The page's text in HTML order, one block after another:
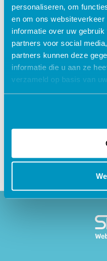
personaliseren, om
en om ons
informatie over uw
partners voor social
partners kunnen deze
informatie die u aan ze
verzameld op basis van
Interactieve en
24/7 toegang tot
Accreditatiepunten
bijgeschreven